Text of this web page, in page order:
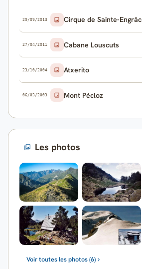
29/09/2013 Cirque de Sainte-
27/04/2011 Cabane Louscuts
23/10/2004 Atxerito
06/03/2003 Mont Pécloz
Les photos
Voir toutes les photos (6)